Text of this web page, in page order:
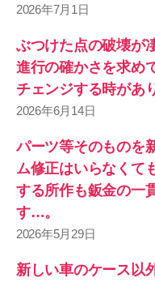
2026年7月1日
ぶつけた点の破壊が
進行の確かさを求め
チェンジする時があ
2026年6月14日
パーツ等そのものを
ム修正はいらなくて
する所作も鈑金の一
す…。
2026年5月29日
新しい車のケース以